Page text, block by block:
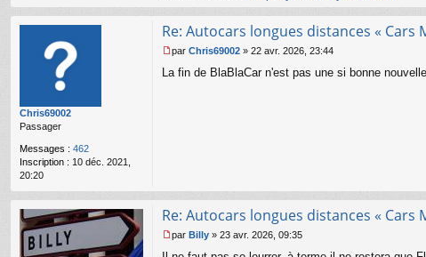
Chris69002
Passager
Messages : 462
Inscription : 10 déc. 2021,
20:20
Re: Autocars longues distances « Cars
e
l
par Chris69002 » 22 avr. 2026, 23:44
La fin de BlaBlaCar n'est pas une si bonne
Re: Autocars longues distances « Cars
par Billy » 23 avr. 2026, 09:35